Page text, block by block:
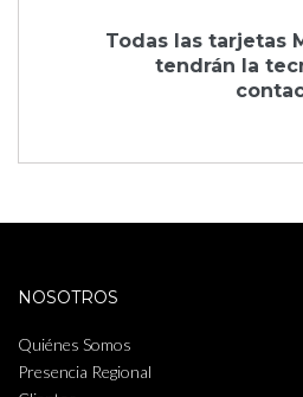
entradas
Next
Todas las tarjetas
tendrán la
NOSOTROS
Quiénes Somos
Presencia Regional